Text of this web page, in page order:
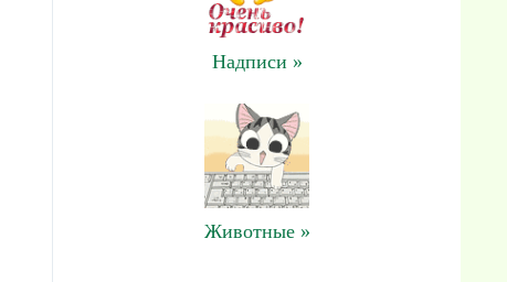
Надписи »
Животные »